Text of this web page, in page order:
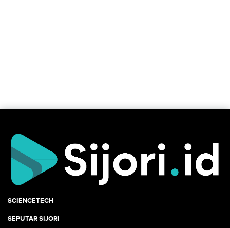
SCIENCETECH
SEPUTAR SIJORI